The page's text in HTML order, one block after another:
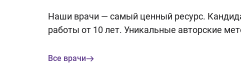
Наши врачи — самый ценный ресурс.
работы от 10 лет. Уникальные авторские
Все врачи